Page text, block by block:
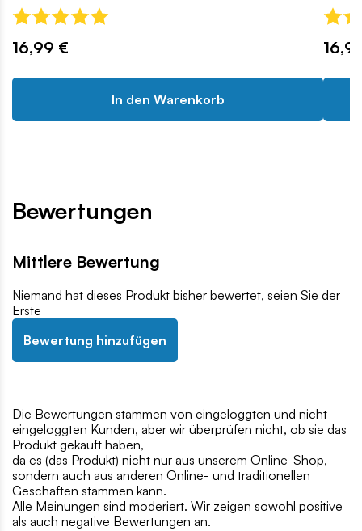
16,99 €
In den Warenkorb
Bewertungen
Mittlere Bewertung
Niemand hat dieses Produkt bisher bewertet, seien Sie der
Erste
Bewertung hinzufügen
Die Bewertungen stammen von eingeloggten und nicht
eingeloggten Kunden, aber wir überprüfen nicht, ob sie das
Produkt gekauft haben,
da es (das Produkt) nicht nur aus unserem Online-Shop,
sondern auch aus anderen Online- und traditionellen
Geschäften stammen kann.
Alle Meinungen sind moderiert. Wir zeigen sowohl positive
als auch negative Bewertungen an.